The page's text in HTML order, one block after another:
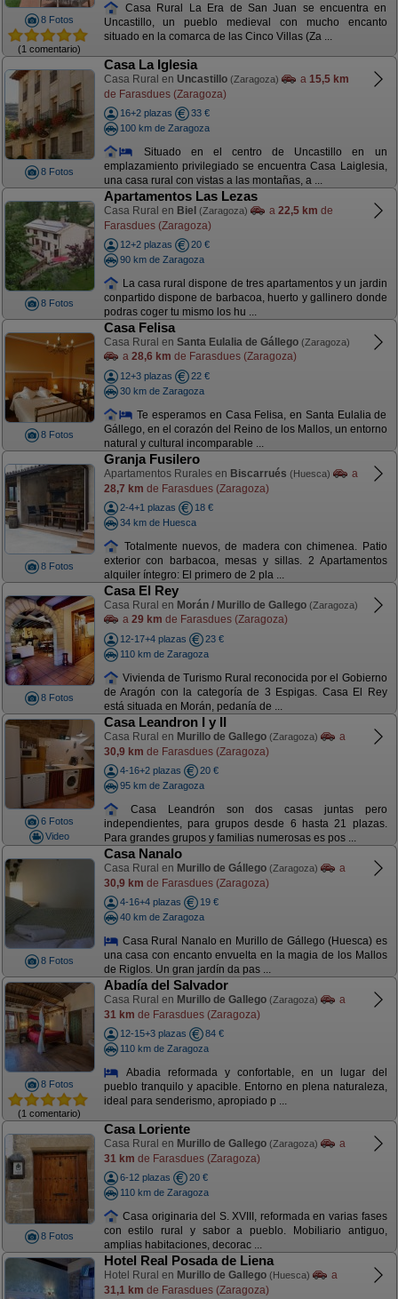
8 Fotos
(1 comentario)
Casa Rural La Era de San Juan se encuentra en
Uncastillo, un pueblo medieval con mucho encanto
situado en la comarca de las Cinco Villas (Za ...
8 Fotos
Casa La Iglesia
Casa Rural en Uncastillo (Zaragoza) a 15,5 km
de Farasdues (Zaragoza)
16+2 plazas
33 €
100 km de Zaragoza
Situado en el centro de Uncastillo en un
emplazamiento privilegiado se encuentra Casa Laiglesia,
una casa rural con vistas a las montañas, a ...
8 Fotos
Apartamentos Las Lezas
Casa Rural en Biel (Zaragoza) a 22,5 km de
Farasdues (Zaragoza)
12+2 plazas
20 €
90 km de Zaragoza
La casa rural dispone de tres apartamentos y un jardin
conpartido dispone de barbacoa, huerto y gallinero donde
podras coger tu mismo los hu ...
8 Fotos
Casa Felisa
Casa Rural en Santa Eulalia de Gállego (Zaragoza)
a 28,6 km de Farasdues (Zaragoza)
12+3 plazas
22 €
30 km de Zaragoza
Te esperamos en Casa Felisa, en Santa Eulalia de
Gállego, en el corazón del Reino de los Mallos, un entorno
natural y cultural incomparable ...
8 Fotos
Granja Fusilero
Apartamentos Rurales en Biscarrués (Huesca)
a
28,7 km de Farasdues (Zaragoza)
2-4+1 plazas
18 €
34 km de Huesca
Totalmente nuevos, de madera con chimenea. Patio
exterior con barbacoa, mesas y sillas. 2 Apartamentos
alquiler íntegro: El primero de 2 pla ...
8 Fotos
Casa El Rey
Casa Rural en Morán / Murillo de Gallego (Zaragoza)
a 29 km de Farasdues (Zaragoza)
12-17+4 plazas
23 €
110 km de Zaragoza
Vivienda de Turismo Rural reconocida por el Gobierno
de Aragón con la categoría de 3 Espigas. Casa El Rey
está situada en Morán, pedanía de ...
6 Fotos
Video
Casa Leandron I y II
Casa Rural en Murillo de Gallego (Zaragoza)
a
30,9 km de Farasdues (Zaragoza)
4-16+2 plazas
20 €
95 km de Zaragoza
Casa Leandrón son dos casas juntas pero
independientes, para grupos desde 6 hasta 21 plazas.
Para grandes grupos y familias numerosas es pos ...
8 Fotos
Casa Nanalo
Casa Rural en Murillo de Gállego (Zaragoza)
a
30,9 km de Farasdues (Zaragoza)
4-16+4 plazas
19 €
40 km de Zaragoza
Casa Rural Nanalo en Murillo de Gállego (Huesca) es
una casa con encanto envuelta en la magia de los Mallos
de Riglos. Un gran jardín da pas ...
8 Fotos
(1 comentario)
Abadía del Salvador
Casa Rural en Murillo de Gallego (Zaragoza)
a
31 km de Farasdues (Zaragoza)
12-15+3 plazas
84 €
110 km de Zaragoza
Abadia reformada y confortable, en un lugar del
pueblo tranquilo y apacible. Entorno en plena naturaleza,
ideal para senderismo, apropiado p ...
8 Fotos
Casa Loriente
Casa Rural en Murillo de Gallego (Zaragoza)
a
31 km de Farasdues (Zaragoza)
6-12 plazas
20 €
110 km de Zaragoza
Casa originaria del S. XVIII, reformada en varias fases
con estilo rural y sabor a pueblo. Mobiliario antiguo,
amplias habitaciones, decorac ...
Hotel Real Posada de Liena
Hotel Rural en Murillo de Gallego (Huesca)
a
31,1 km de Farasdues (Zaragoza)